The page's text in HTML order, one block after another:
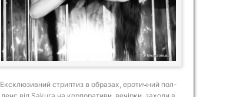
Ексклюзивний стриптиз в образах, еротичний пол-